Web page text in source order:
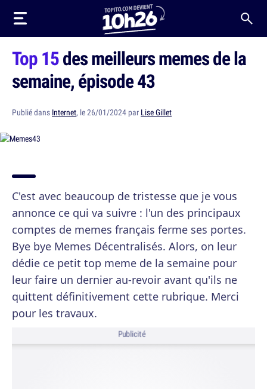
Top 15des meilleurs memes de la
semaine, épisode 43
Publié dans Internet, le 26/01/2024 par Lise Gillet
C'est avec beaucoup de tristesse que je vous
annonce ce qui va suivre : l'un des principaux
comptes de memes français ferme ses portes.
Bye bye Memes Décentralisés. Alors, on leur
dédie ce petit top meme de la semaine pour
leur faire un dernier au-revoir avant qu'ils ne
quittent définitivement cette rubrique. Merci
pour les travaux.
Publicité